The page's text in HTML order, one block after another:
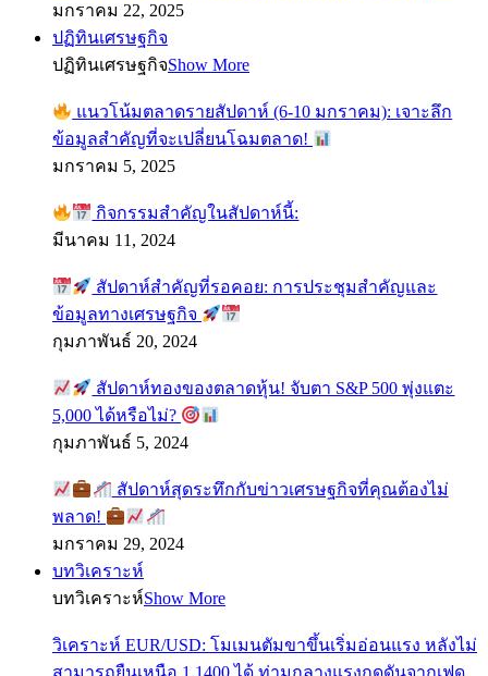
มกราคม 22, 2025
ปฏิทินเศรษฐกิจ
ปฏิทินเศรษฐกิจShow More
แนวโน้มตลาดรายสัปดาห์ (6-10 มกราคม): เจาะลึก
ข้อมูลสำคัญที่จะเปลี่ยนโฉมตลาด!
มกราคม 5, 2025
กิจกรรมสำคัญในสัปดาห์นี้:
มีนาคม 11, 2024
สัปดาห์สำคัญที่รอคอย: การประชุมสำคัญและ
ข้อมูลทางเศรษฐกิจ
กุมภาพันธ์ 20, 2024
สัปดาห์ทองของตลาดหุ้น! จับตา S&P 500 พุ่งแตะ
5,000 ได้หรือไม่?
กุมภาพันธ์ 5, 2024
สัปดาห์สุดระทึกกับข่าวเศรษฐกิจที่คุณต้องไม่
พลาด!
มกราคม 29, 2024
บทวิเคราะห์
บทวิเคราะห์Show More
วิเคราะห์ EUR/USD: โมเมนตัมขาขึ้นเริ่มอ่อนแรง หลังไม่
สามารถยืนเหนือ 1.1400 ได้ ท่ามกลางแรงกดดันจากเฟด